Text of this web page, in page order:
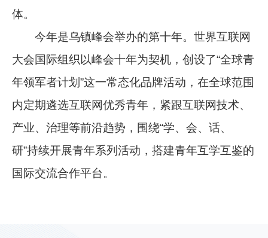
体。
今年是乌镇峰会举办的第十年。世界互联网
大会国际组织以峰会十年为契机，创设了“全球青
年领军者计划”这一常态化品牌活动，在全球范围
内定期遴选互联网优秀青年，紧跟互联网技术、
产业、治理等前沿趋势，围绕“学、会、话、
研”持续开展青年系列活动，搭建青年互学互鉴的
国际交流合作平台。